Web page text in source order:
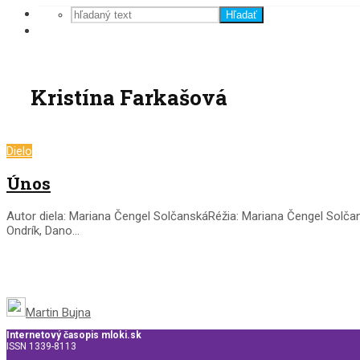
Hľadať
Kristína Farkašová
Dielo
Únos
Autor diela: Mariana Čengel SolčanskáRéžia: Mariana Čengel
Ondrík, Dano...
Martin Bujna
Internetový časopis mloki.sk
ISSN 1339-8113